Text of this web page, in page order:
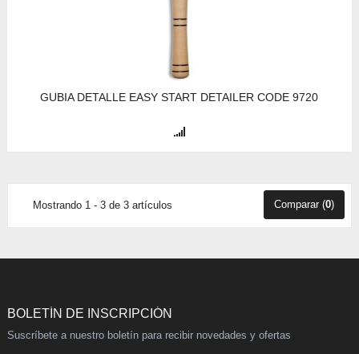
GUBIA DETALLE EASY START DETAILER CODE 9720
Mostrando 1 - 3 de 3 artículos Comparar (0)
BOLETÍN DE INSCRIPCIÓN
Suscríbete a nuestro boletín para recibir novedades y ofertas